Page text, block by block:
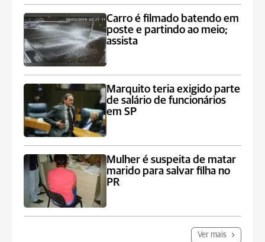
Carro é filmado batendo em
poste e partindo ao meio;
assista
Marquito teria exigido parte
de salário de funcionários
em SP
Mulher é suspeita de matar
marido para salvar filha no
PR
Ver mais